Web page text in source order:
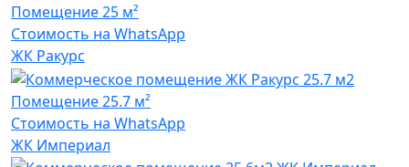
Помещение25 м²
Стоимость на WhatsApp
ЖК Ракурс
Помещение25.7 м²
Стоимость на WhatsApp
ЖК Империал